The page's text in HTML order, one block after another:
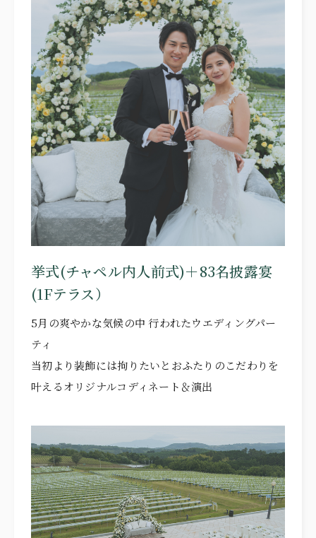
FREE STYLE
WITH DOG
BRIDAL FAIR 相談会
WEDDING & PHOTO PLAN
ウエディングプラン
REPORT カップルレポート
SCHEDULE挙式の流れ
PARTY会場
DRESS ドレス
ITEMSアイテム
ACCESSアクセス
STAFF BLOGスタッフブログ
プライバシーポリシー
サイトマップ
挙式(チャペル内人前式)＋83名披露宴
(1Fテラス）
5月の爽やかな気候の中 行われたウエディングパー
ティ
当初より装飾には拘りたいとおふたりのこだわりを
叶えるオリジナルコディネート＆演出